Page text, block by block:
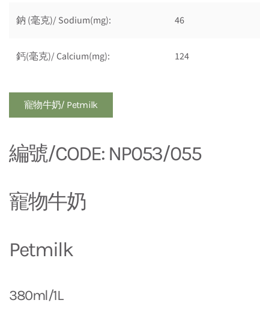
鈉 (毫克)/ Sodium(mg): 46
鈣(毫克)/ Calcium(mg): 124
寵物牛奶/ Petmilk
編號/CODE: NP053/055
寵物牛奶
Petmilk
380ml/1L